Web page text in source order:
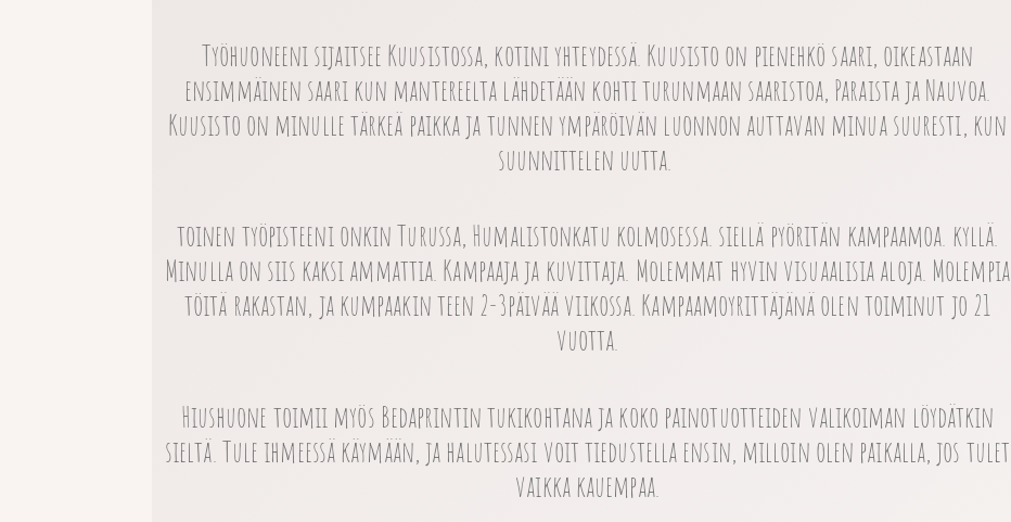
Työhuoneeni sijaitsee Kuusistossa, kotini yhteydessä. Kuusisto on pienehkö saari, oikeastaan
ensimmäinen saari kun mantereelta lähdetään kohti turunmaan saaristoa, Paraista ja Nauvoa.
Kuusisto on minulle tärkeä paikka ja tunnen ympäröivän luonnon auttavan minua suuresti, kun
suunnittelen uutta.
toinen työpisteeni onkin Turussa, Humalistonkatu kolmosessa. siellä pyöritän kampaamoa. kyllä.
Minulla on siis kaksi ammattia. Kampaaja ja kuvittaja. Molemmat hyvin visuaalisia aloja. Molempia
töitä rakastan, ja kumpaakin teen 2-3päivää viikossa. Kampaamoyrittäjänä olen toiminut jo 21
vuotta.
Hiushuone toimii myös Bedaprintin tukikohtana ja koko painotuotteiden valikoiman löydätkin
sieltä. Tule ihmeessä käymään, ja halutessasi voit tiedustella ensin, milloin olen paikalla, jos tulet
vaikka kauempaa.